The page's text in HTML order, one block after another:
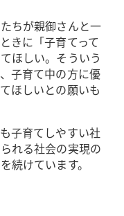
ちが親御さんと一
きに「子育てって
ほしい。そういう
子育て中の方に優
ほしいとの願いも
子育てしやすい社
れる社会の実現の
続けています。